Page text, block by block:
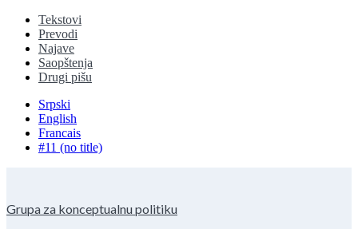
Tekstovi
Prevodi
Najave
Saopštenja
Drugi pišu
Srpski
English
Francais
#11 (no title)
Grupa za konceptualnu politiku